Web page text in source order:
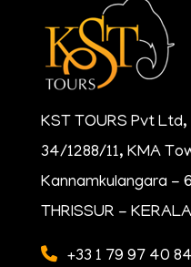
KST TOURS Pvt Ltd,
34/1288/11, KMA
Kannamkulangara -
THRISSUR -
+33 1 79 97 40 84